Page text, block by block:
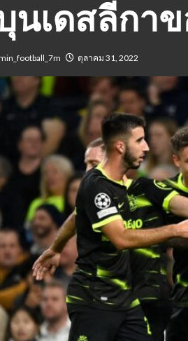
นเดสลีกา
ตุลาคม 31, 2022